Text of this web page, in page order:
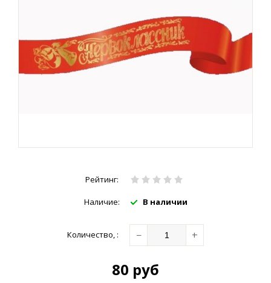
Рейтинг:
Наличие: В наличии
Количество, : − +
80 руб